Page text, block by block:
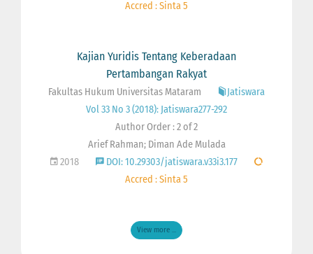
Accred : Sinta 5
Kajian Yuridis Tentang Keberadaan
Pertambangan Rakyat
Fakultas Hukum Universitas Mataram
Jatiswara
Vol 33 No 3 (2018): Jatiswara277-292
Author Order : 2 of 2
Arief Rahman; Diman Ade Mulada
2018
DOI: 10.29303/jatiswara.v33i3.177
Accred : Sinta 5
View more ...